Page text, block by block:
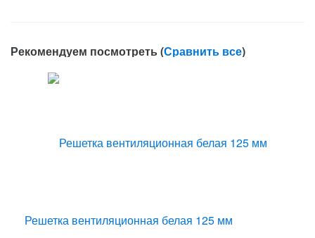
Рекомендуем посмотреть (Сравнить все)
Решетка вентиляционная белая 125 мм